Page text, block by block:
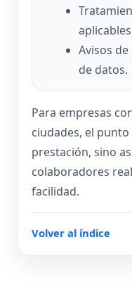
Avisos
de datos.
Para empresas
ciudades, el
prestación, sino
colaboradores
facilidad.
Volver al índice